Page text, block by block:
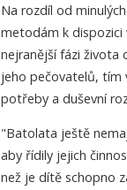
Na rozdíl od
metodám k dispozici
nejranější fázi
jeho pečovatelů, tím
potřeby a duševní
"Batolata ještě
aby řídily jejich
než je dítě schopno